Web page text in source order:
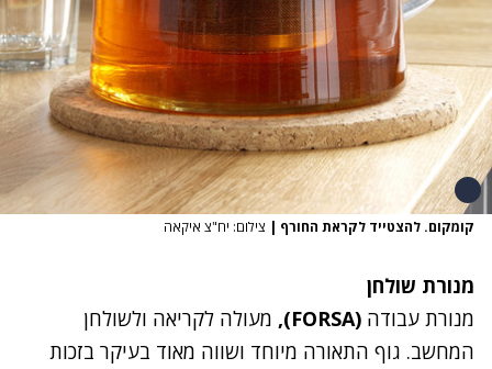
קומקום. להצטייד לקראת החורף | צילום: יח"צ איקאה
מנורת שולחן
מנורת עבודה (FORSA),
מעולה לקריאה ולשולחן
המחשב. גוף התאורה מיוחד ושווה מאוד בעיקר בזכות